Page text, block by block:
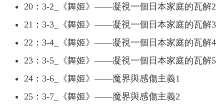
20：3-2_《舞姬》——凝視一個日本家庭的瓦解2
21：3-3_《舞姬》——凝視一個日本家庭的瓦解3
22：3-4_《舞姬》——凝視一個日本家庭的瓦解4
23：3-5_《舞姬》——凝視一個日本家庭的瓦解5
24：3-6_《舞姬》——魔界與感傷主義1
25：3-7_《舞姬》——魔界與感傷主義2